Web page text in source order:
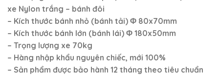
#. Xe nâng tay 3000kg càng rộng AC30M
NICHILIFT – JAPAN có một số ưu điểm vượt trội như
sau:
Xe nâng tay 3 tấn càng rộng
được sản xuất trên dây
chuyền công nghệ hiện đại, tiên tiến.